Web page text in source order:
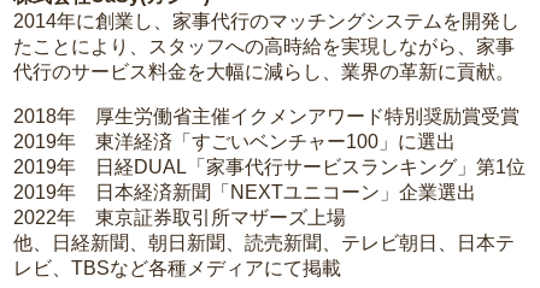
2014年に創業し、家事代行のマッチングシステムを開発し
たことにより、スタッフへの高時給を実現しながら、家事
代行のサービス料金を大幅に減らし、業界の革新に貢献。
2018年 厚生労働省主催イクメンアワード特別奨励賞受賞
2019年 東洋経済「すごいベンチャー100」に選出
2019年 日経DUAL「家事代行サービスランキング」第1位
2019年 日本経済新聞「NEXTユニコーン」企業選出
2022年 東京証券取引所マザーズ上場
他、日経新聞、朝日新聞、読売新聞、テレビ朝日、日本テ
レビ、TBSなど各種メディアにて掲載